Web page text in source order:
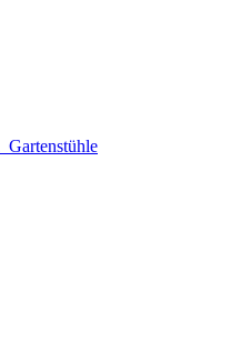
Gartenstühle